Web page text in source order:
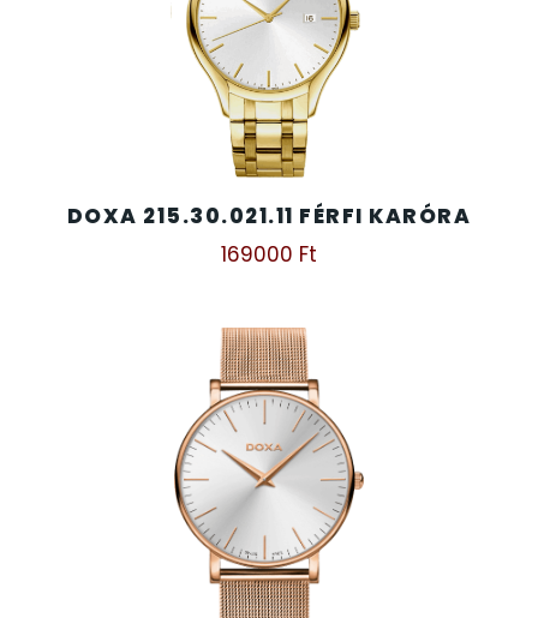
DOXA 215.30.021.11 FÉRFI KARÓRA
169000 Ft